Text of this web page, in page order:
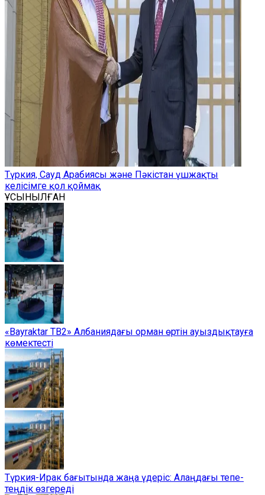
Түркия, Сауд Арабиясы және Пәкістан үшжақты
келісімге қол қоймақ
ҰСЫНЫЛҒАН
«Bayraktar TB2» Албаниядағы орман өртін ауыздықтауға
көмектесті
Түркия-Ирак бағытында жаңа үдеріс: Алаңдағы тепе-
теңдік өзгереді